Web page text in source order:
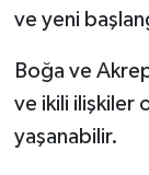
ve yeni
Boğa ve
ve ikili ilişkiler
yaşanabilir.